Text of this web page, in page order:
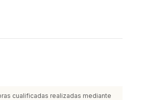
cualificadas realizadas mediante